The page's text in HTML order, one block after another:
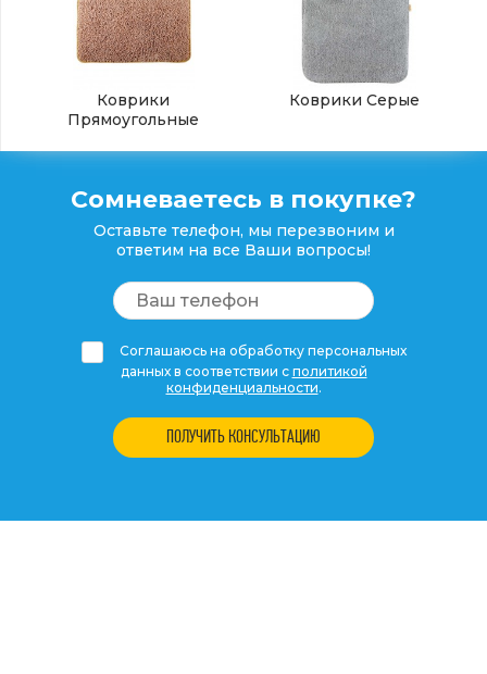
Коврики
Прямоугольные
Коврики Серые
Сомневаетесь в покупке?
Оставьте телефон, мы перезвоним и
ответим на все Ваши вопросы!
Соглашаюсь на обработку персональных
данных в соответствии с политикой
конфиденциальности.
ПОЛУЧИТЬ КОНСУЛЬТАЦИЮ